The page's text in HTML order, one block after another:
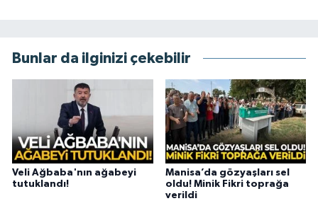
Bunlar da ilginizi çekebilir
Veli Ağbaba'nın ağabeyi
tutuklandı!
Manisa’da gözyaşları sel
oldu! Minik Fikri toprağa
verildi